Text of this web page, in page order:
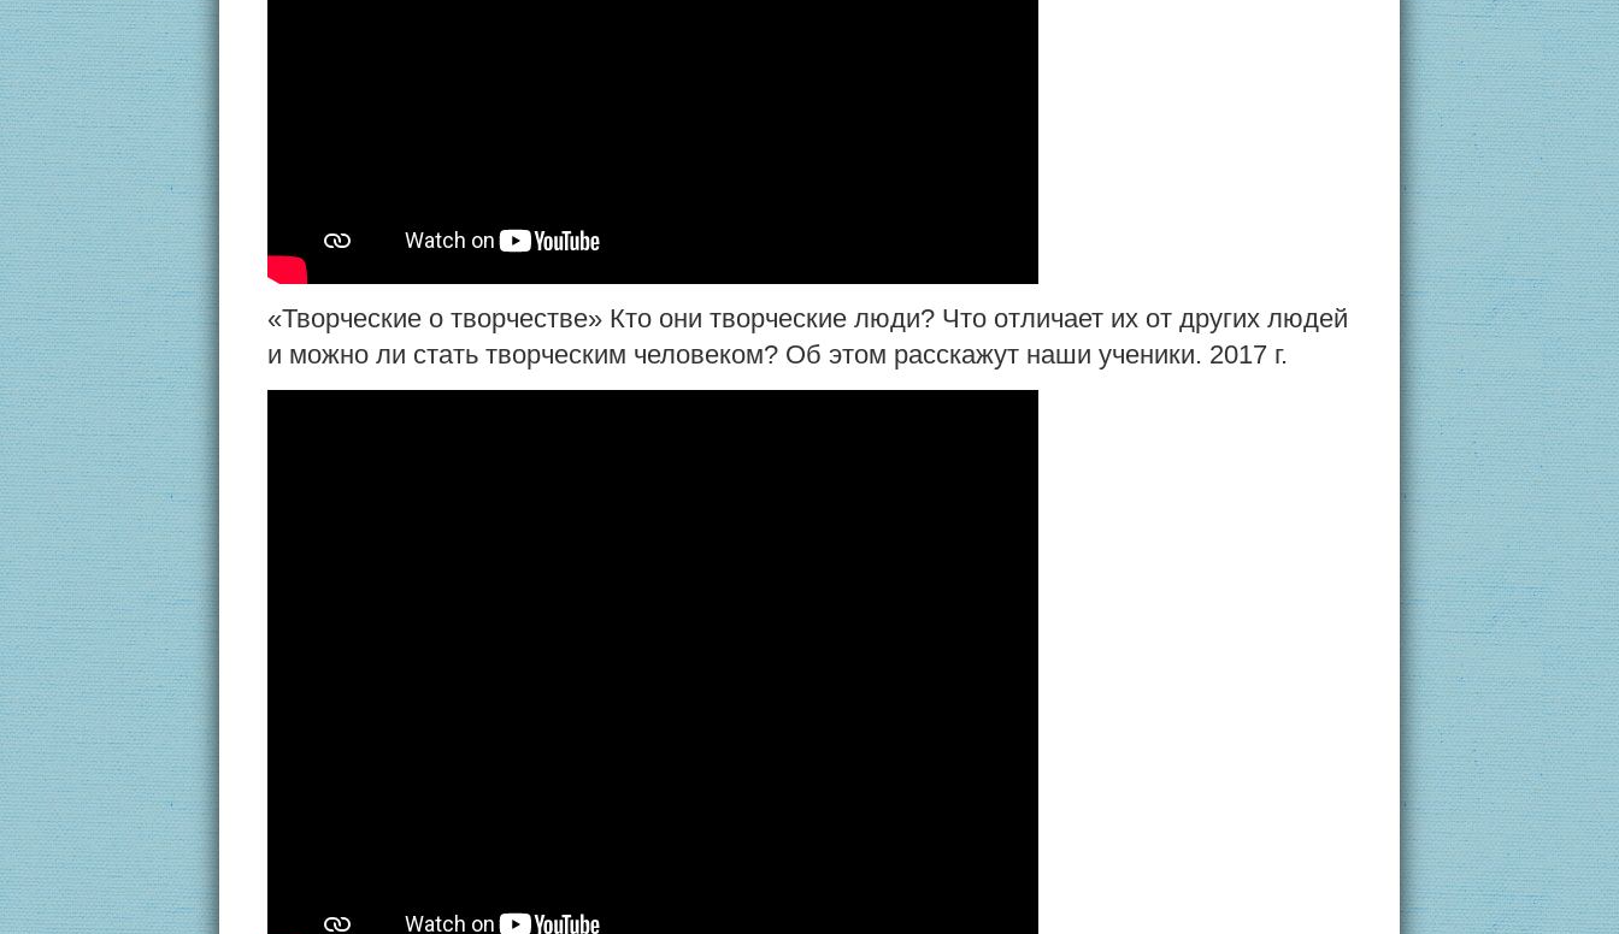
«Творческие о творчестве» Кто они творческие люди? Что отличает их от других людей
и можно ли стать творческим человеком? Об этом расскажут наши ученики. 2017 г.